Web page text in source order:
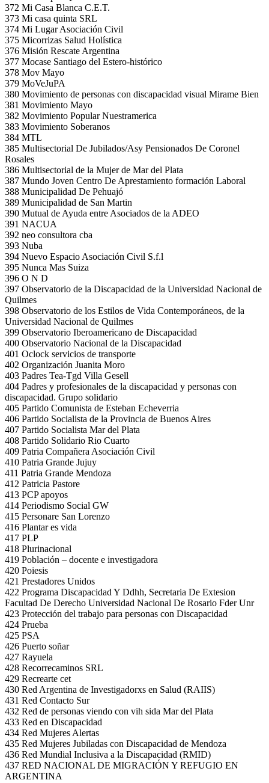
372 Mi Casa Blanca C.E.T.
373 Mi casa quinta SRL
374 Mi Lugar Asociación Civil
375 Micorrizas Salud Holística
376 Misión Rescate Argentina
377 Mocase Santiago del Estero-histórico
378 Mov Mayo
379 MoVeJuPA
380 Movimiento de personas con discapacidad visual Mirame Bien
381 Movimiento Mayo
382 Movimiento Popular Nuestramerica
383 Movimiento Soberanos
384 MTL
385 Multisectorial De Jubilados/Asy Pensionados De Coronel
Rosales
386 Multisectorial de la Mujer de Mar del Plata
387 Mundo Joven Centro De Aprestamiento formación Laboral
388 Municipalidad De Pehuajó
389 Municipalidad de San Martin
390 Mutual de Ayuda entre Asociados de la ADEO
391 NACUA
392 neo consultora cba
393 Nuba
394 Nuevo Espacio Asociación Civil S.f.l
395 Nunca Mas Suiza
396 O N D
397 Observatorio de la Discapacidad de la Universidad Nacional de
Quilmes
398 Observatorio de los Estilos de Vida Contemporáneos, de la
Universidad Nacional de Quilmes
399 Observatorio Iberoamericano de Discapacidad
400 Observatorio Nacional de la Discapacidad
401 Oclock servicios de transporte
402 Organización Juanita Moro
403 Padres Tea-Tgd Villa Gesell
404 Padres y profesionales de la discapacidad y personas con
discapacidad. Grupo solidario
405 Partido Comunista de Esteban Echeverria
406 Partido Socialista de la Provincia de Buenos Aires
407 Partido Socialista Mar del Plata
408 Partido Solidario Rio Cuarto
409 Patria Compañera Asociación Civil
410 Patria Grande Jujuy
411 Patria Grande Mendoza
412 Patricia Pastore
413 PCP apoyos
414 Periodismo Social GW
415 Personare San Lorenzo
416 Plantar es vida
417 PLP
418 Plurinacional
419 Población – docente e investigadora
420 Poiesis
421 Prestadores Unidos
422 Programa Discapacidad Y Ddhh, Secretaria De Extesion
Facultad De Derecho Universidad Nacional De Rosario Fder Unr
423 Protección del trabajo para personas con Discapacidad
424 Prueba
425 PSA
426 Puerto soñar
427 Rayuela
428 Recorrecaminos SRL
429 Recrearte cet
430 Red Argentina de Investigadorxs en Salud (RAIIS)
431 Red Contacto Sur
432 Red de personas viendo con vih sida Mar del Plata
433 Red en Discapacidad
434 Red Mujeres Alertas
435 Red Mujeres Jubiladas con Discapacidad de Mendoza
436 Red Mundial Inclusiva a la Discapacidad (RMID)
437 RED NACIONAL DE MIGRACIÓN Y REFUGIO EN
ARGENTINA